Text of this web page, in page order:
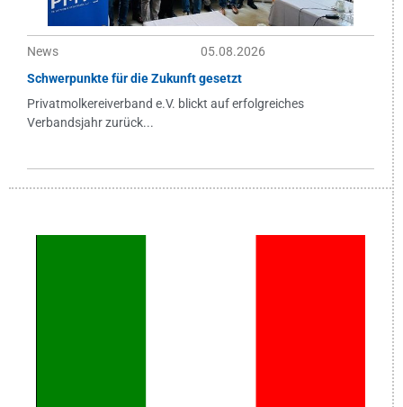
News
05.08.2026
Schwerpunkte für die Zukunft gesetzt
Privatmolkereiverband e.V. blickt auf erfolgreiches
Verbandsjahr zurück...